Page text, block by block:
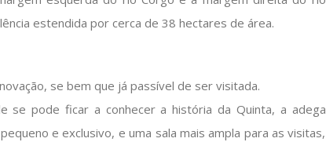
estendida por cerca de 38 hectares de área.
se bem que já passível de ser visitada.
se pode ficar a conhecer a história da Quinta, a adega
e exclusivo, e uma sala mais ampla para as visitas,